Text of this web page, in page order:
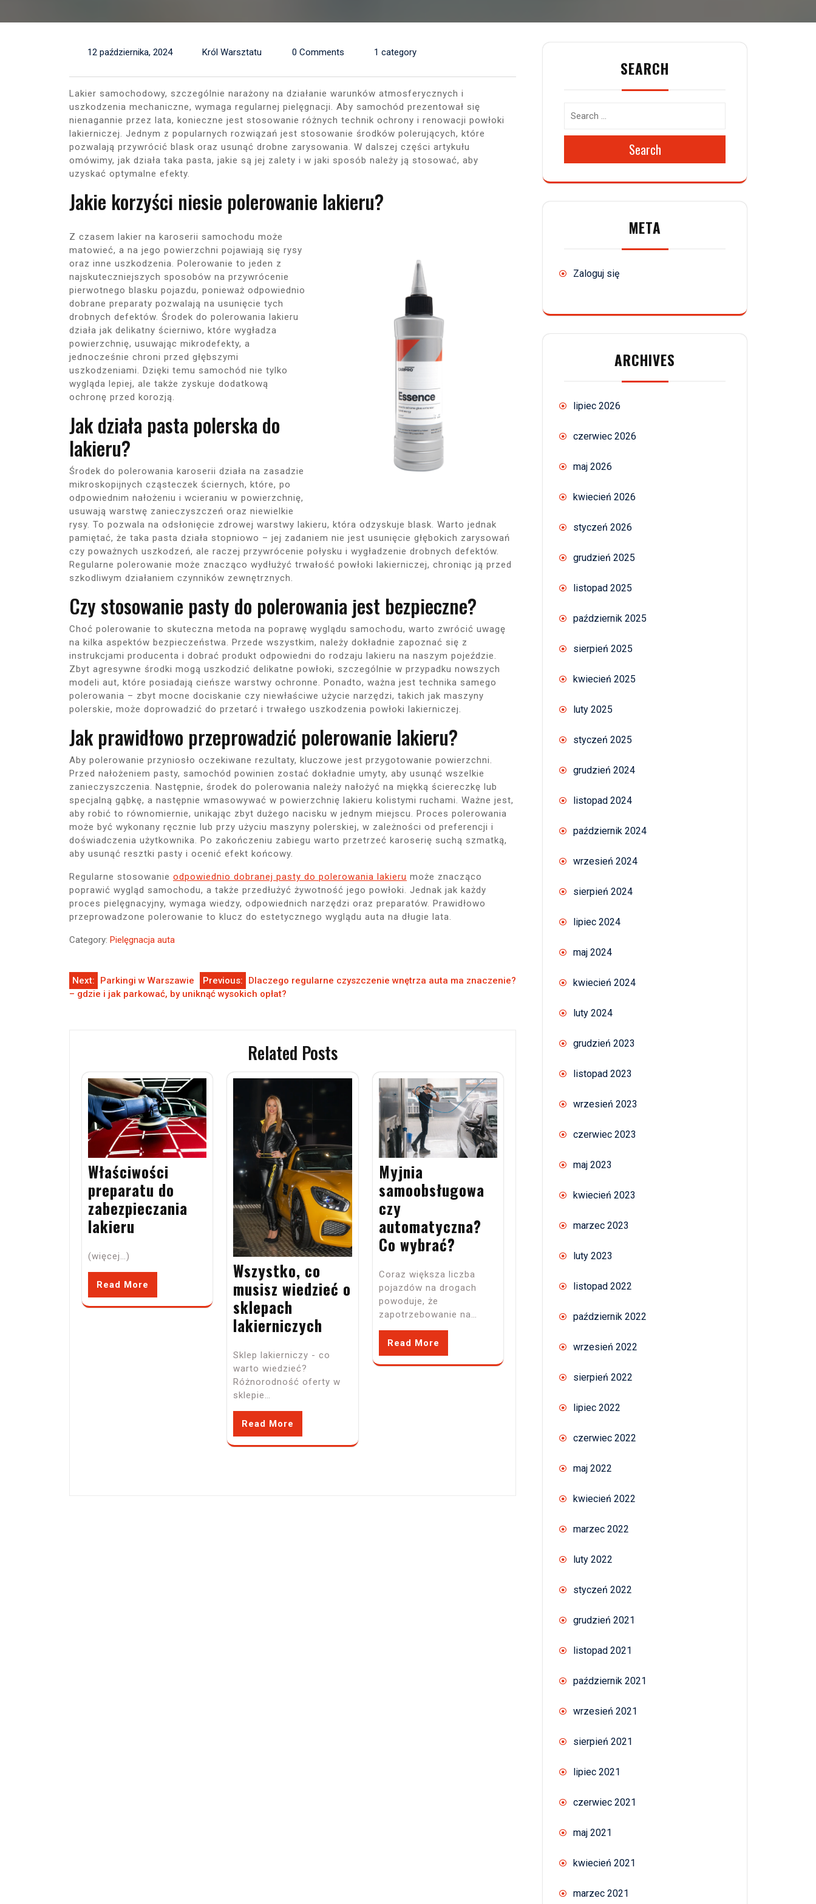
12 października, 2024 Król Warsztatu 0 Comments 1 category
Lakier samochodowy, szczególnie narażony na działanie warunków atmosferycznych i
uszkodzenia mechaniczne, wymaga regularnej pielęgnacji. Aby samochód prezentował się
nienagannie przez lata, konieczne jest stosowanie różnych technik ochrony i renowacji powłoki
lakierniczej. Jednym z popularnych rozwiązań jest stosowanie środków polerujących, które
pozwalają przywrócić blask oraz usunąć drobne zarysowania. W dalszej części artykułu
omówimy, jak działa taka pasta, jakie są jej zalety i w jaki sposób należy ją stosować, aby
uzyskać optymalne efekty.
Jakie korzyści niesie polerowanie lakieru?
Z czasem lakier na karoserii samochodu może
matowieć, a na jego powierzchni pojawiają się rysy
oraz inne uszkodzenia. Polerowanie to jeden z
najskuteczniejszych sposobów na przywrócenie
pierwotnego blasku pojazdu, ponieważ odpowiednio
dobrane preparaty pozwalają na usunięcie tych
drobnych defektów. Środek do polerowania lakieru
działa jak delikatny ścierniwo, które wygładza
powierzchnię, usuwając mikrodefekty, a
jednocześnie chroni przed głębszymi
uszkodzeniami. Dzięki temu samochód nie tylko
wygląda lepiej, ale także zyskuje dodatkową
ochronę przed korozją.
Jak działa pasta polerska do
lakieru?
Środek do polerowania karoserii działa na zasadzie
mikroskopijnych cząsteczek ściernych, które, po
odpowiednim nałożeniu i wcieraniu w powierzchnię,
usuwają warstwę zanieczyszczeń oraz niewielkie
rysy. To pozwala na odsłonięcie zdrowej warstwy lakieru, która odzyskuje blask. Warto jednak
pamiętać, że taka pasta działa stopniowo – jej zadaniem nie jest usunięcie głębokich zarysowań
czy poważnych uszkodzeń, ale raczej przywrócenie połysku i wygładzenie drobnych defektów.
Regularne polerowanie może znacząco wydłużyć trwałość powłoki lakierniczej, chroniąc ją przed
szkodliwym działaniem czynników zewnętrznych.
Czy stosowanie pasty do polerowania jest bezpieczne?
Choć polerowanie to skuteczna metoda na poprawę wyglądu samochodu, warto zwrócić uwagę
na kilka aspektów bezpieczeństwa. Przede wszystkim, należy dokładnie zapoznać się z
instrukcjami producenta i dobrać produkt odpowiedni do rodzaju lakieru na naszym pojeździe.
Zbyt agresywne środki mogą uszkodzić delikatne powłoki, szczególnie w przypadku nowszych
modeli aut, które posiadają cieńsze warstwy ochronne. Ponadto, ważna jest technika samego
polerowania – zbyt mocne dociskanie czy niewłaściwe użycie narzędzi, takich jak maszyny
polerskie, może doprowadzić do przetarć i trwałego uszkodzenia powłoki lakierniczej.
Jak prawidłowo przeprowadzić polerowanie lakieru?
Aby polerowanie przyniosło oczekiwane rezultaty, kluczowe jest przygotowanie powierzchni.
Przed nałożeniem pasty, samochód powinien zostać dokładnie umyty, aby usunąć wszelkie
zanieczyszczenia. Następnie, środek do polerowania należy nałożyć na miękką ściereczkę lub
specjalną gąbkę, a następnie wmasowywać w powierzchnię lakieru kolistymi ruchami. Ważne jest,
aby robić to równomiernie, unikając zbyt dużego nacisku w jednym miejscu. Proces polerowania
może być wykonany ręcznie lub przy użyciu maszyny polerskiej, w zależności od preferencji i
doświadczenia użytkownika. Po zakończeniu zabiegu warto przetrzeć karoserię suchą szmatką,
aby usunąć resztki pasty i ocenić efekt końcowy.
Regularne stosowanie odpowiednio dobranej pasty do polerowania lakieru może znacząco
poprawić wygląd samochodu, a także przedłużyć żywotność jego powłoki. Jednak jak każdy
proces pielęgnacyjny, wymaga wiedzy, odpowiednich narzędzi oraz preparatów. Prawidłowo
przeprowadzone polerowanie to klucz do estetycznego wyglądu auta na długie lata.
Category: Pielęgnacja auta
Nawigacja
wpisu
Previous: Dlaczego regularne czyszczenie wnętrza auta ma znaczenie?
Next:
Parkingi w Warszawie
– gdzie i jak parkować, by uniknąć wysokich opłat?
Related Posts
Właściwości
preparatu do
zabezpieczania
lakieru
(więcej…)
Read More
Wszystko, co
musisz wiedzieć o
sklepach
lakierniczych
Sklep lakierniczy - co
warto wiedzieć?
Różnorodność oferty w
sklepie…
Read More
Myjnia
samoobsługowa
czy
automatyczna?
Co wybrać?
Coraz większa liczba
pojazdów na drogach
powoduje, że
zapotrzebowanie na…
Read More
SEARCH
Search
META
Zaloguj się
ARCHIVES
lipiec 2026
czerwiec 2026
maj 2026
kwiecień 2026
styczeń 2026
grudzień 2025
listopad 2025
październik 2025
sierpień 2025
kwiecień 2025
luty 2025
styczeń 2025
grudzień 2024
listopad 2024
październik 2024
wrzesień 2024
sierpień 2024
lipiec 2024
maj 2024
kwiecień 2024
luty 2024
grudzień 2023
listopad 2023
wrzesień 2023
czerwiec 2023
maj 2023
kwiecień 2023
marzec 2023
luty 2023
listopad 2022
październik 2022
wrzesień 2022
sierpień 2022
lipiec 2022
czerwiec 2022
maj 2022
kwiecień 2022
marzec 2022
luty 2022
styczeń 2022
grudzień 2021
listopad 2021
październik 2021
wrzesień 2021
sierpień 2021
lipiec 2021
czerwiec 2021
maj 2021
kwiecień 2021
marzec 2021